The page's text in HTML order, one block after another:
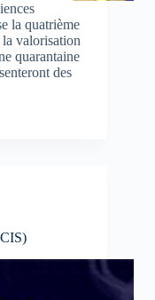
la quatrième
valorisation
quarantaine
des